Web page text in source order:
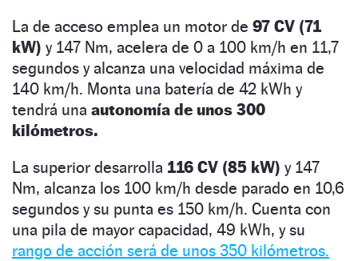
La de acceso emplea un motor de 97 CV (71
kW) y 147 Nm, acelera de 0 a 100 km/h en 11,7
segundos y alcanza una velocidad máxima de
140 km/h. Monta una batería de 42 kWh y
tendrá una autonomía de unos 300
kilómetros.
La superior desarrolla 116 CV (85 kW) y 147
Nm, alcanza los 100 km/h desde parado en 10,6
segundos y su punta es 150 km/h. Cuenta con
una pila de mayor capacidad, 49 kWh, y su
rango de acción será de unos 350 kilómetros.